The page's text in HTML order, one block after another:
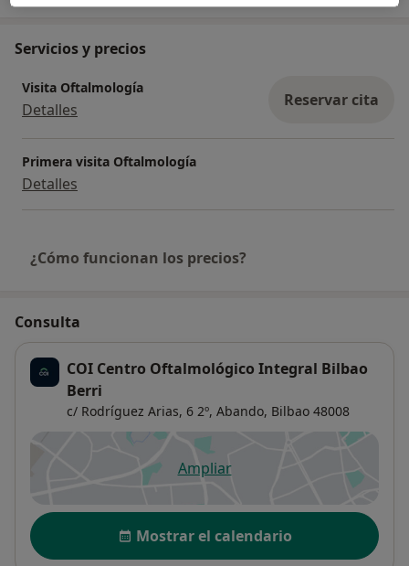
Servicios y precios
Visita Oftalmología
Detalles Reservar cita
Primera visita Oftalmología
Detalles
¿Cómo funcionan los precios?
Consulta
COI Centro Oftalmológico Integral Bilbao
Berri
c/ Rodríguez Arias, 6 2º, Abando, Bilbao 48008
Ampliarse abre en una nueva
Disponibilidad
Mostrar el calendario